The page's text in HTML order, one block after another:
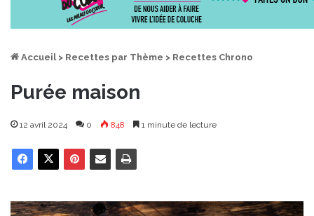
Accueil > Recettes par Thème > Recettes Chrono
Purée maison
12 avril 2024 0 848 1 minute de lecture